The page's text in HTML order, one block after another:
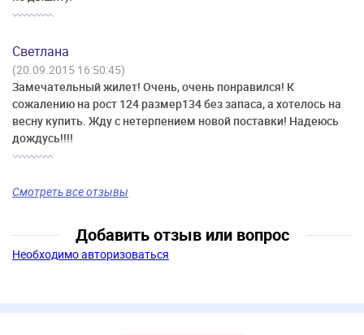
Светлана
(20.09.2015 16:50:45)
Замечательный жилет! Очень, очень понравился! К
сожалению на рост 124 размер134 без запаса, а хотелось на
весну купить. Жду с нетерпением новой поставки! Надеюсь
дождусь!!!!
Смотреть все отзывы
Добавить отзыв или вопрос
Необходимо авторизоваться